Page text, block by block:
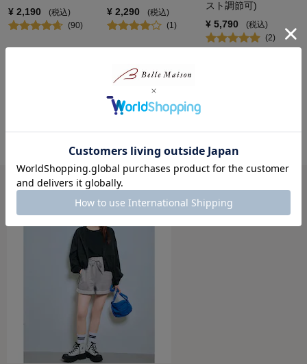
¥ 2,190
(税込)
(90)
¥ 2,290
(税込)
(1 )
スト調節可)
¥ 5,790
(税込)
(2)
コーディネート